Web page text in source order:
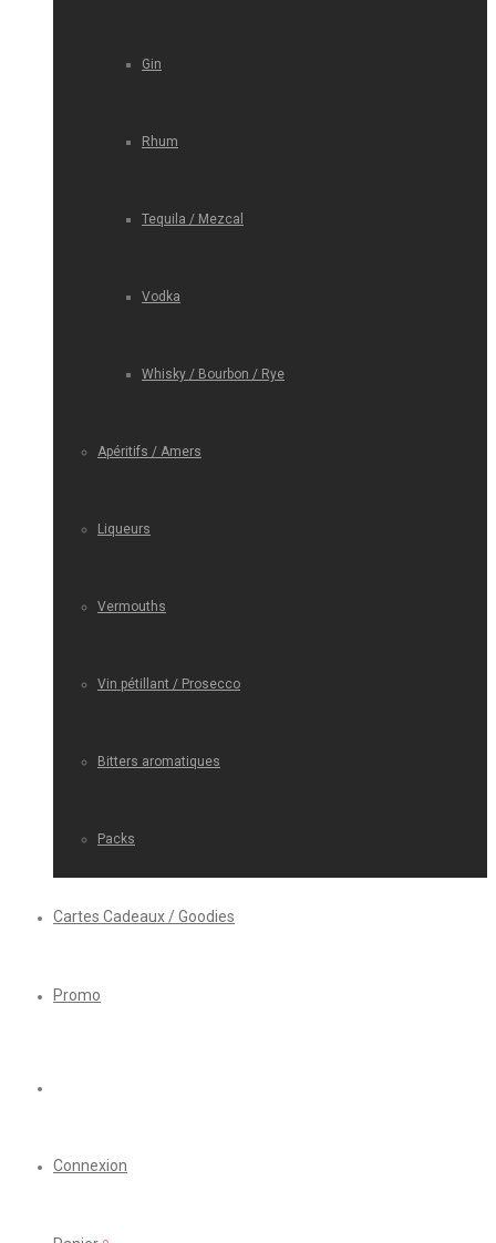
Gin
Rhum
Tequila / Mezcal
Vodka
Whisky / Bourbon / Rye
Apéritifs / Amers
Liqueurs
Vermouths
Vin pétillant / Prosecco
Bitters aromatiques
Packs
Cartes Cadeaux / Goodies
Promo
Connexion